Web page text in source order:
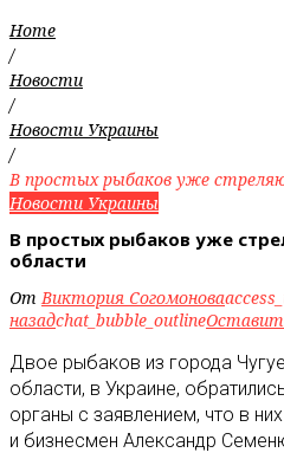
Home
/
Новости
/
Новости Украины
/
В простых рыбаков уже
Новости Украины
В простых рыбаков уже
области
ОтВиктория Согомонова
назадchat_bubble_outline
Двое рыбаков из города
области, в Украине,
органы с заявлением, что в
и бизнесмен Александр